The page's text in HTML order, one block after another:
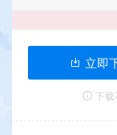
立即
下载